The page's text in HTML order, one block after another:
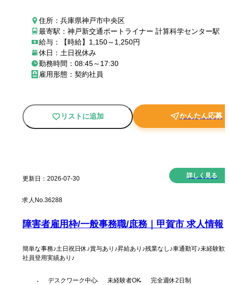
住所：兵庫県神戸市中央区
最寄駅：神戸新交通ポートライナー 計算科学センター駅
給与：【時給】1,150～1,250円
休日：土日祝休み
勤務時間：08:45～17:30
雇用形態：契約社員
リストに追加 かんたん応募
更新日： 2026-07-30
求人No. 36288
詳しく見る
障害者雇用枠/一般事務職/庶務｜甲賀市 求人情報
簡単な事務♪土日祝日休♪賞与あり♪昇給あり♪残業なし♪車通勤可♪未経験歓
社員登用実績あり♪
デスクワーク中心 未経験者OK 完全週休2日制